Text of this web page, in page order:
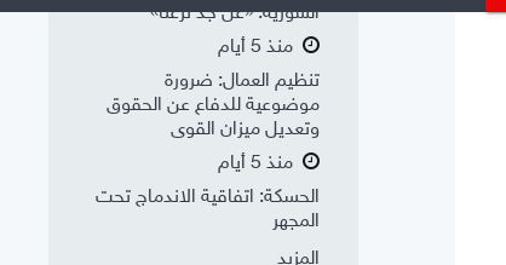
السورية: «عن جد نزعتا»
منذ 5 أيام
تنظيم العمال: ضرورة
موضوعية للدفاع عن الحقوق
وتعديل ميزان القوى
منذ 5 أيام
الحسكة: اتفاقية الاندماج تحت
المجهر
المزيد